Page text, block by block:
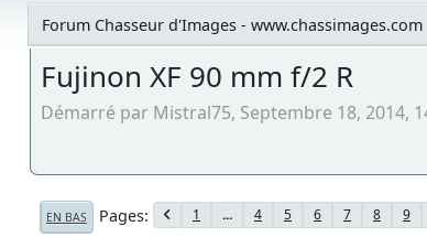
Forum Chasseur d'Images - www.chassimages.com
Fujinon XF 90 mm f/2 R
Démarré par Mistral75, Septembre 18, 2014,
EN BAS Pages 1 ... 4 5 6 7 8 9